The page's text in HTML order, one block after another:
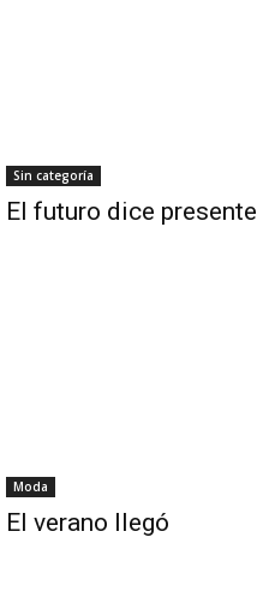
Sin categoría
El futuro dice presente
Moda
El verano llegó